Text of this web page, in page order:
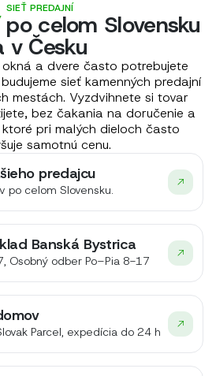
SIEŤ PREDAJNÍ
po celom Slovensku
v Česku
a dvere často potrebujete
sieť kamenných predajní
mestách. Vyzdvihnete si tovar
bez čakania na doručenie a
pri malých dieloch často
samotnú cenu.
predajcu
po celom Slovensku.
Banská Bystrica
Osobný odber Po–Pia 8-17
Parcel, expedícia do 24 h